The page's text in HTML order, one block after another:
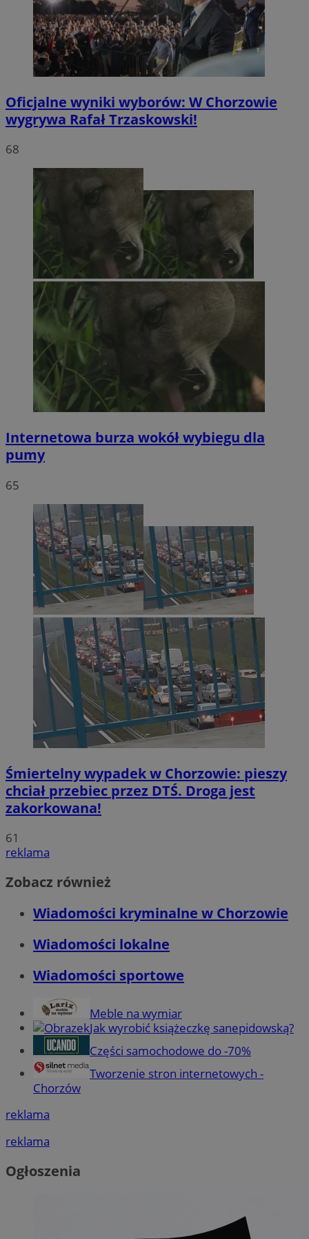
Oficjalne wyniki wyborów: W Chorzowie
wygrywa Rafał Trzaskowski!
68
Internetowa burza wokół wybiegu dla
pumy
65
Śmiertelny wypadek w Chorzowie: pieszy
chciał przebiec przez DTŚ. Droga jest
zakorkowana!
61
reklama
Zobacz również
Wiadomości kryminalne w Chorzowie
Wiadomości lokalne
Wiadomości sportowe
Meble na wymiar
Jak wyrobić książeczkę sanepidowską?
Części samochodowe do -70%
Tworzenie stron internetowych -
Chorzów
reklama
reklama
Ogłoszenia